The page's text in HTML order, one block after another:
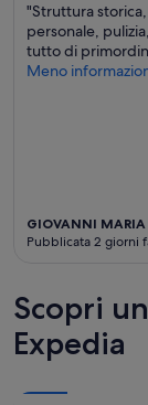
"Struttura
personale,
tutto di
Meno
GIOVANNI MARIA
Pubblicata 2 giorni
Scopri
Expedia